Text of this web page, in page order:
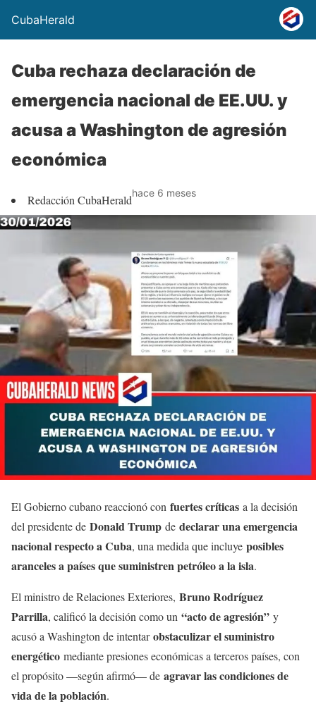
CubaHerald
Cuba rechaza declaración de
emergencia nacional de EE.UU. y
acusa a Washington de agresión
económica
Redacción CubaHeraldhace 6 meses
El Gobierno cubano reaccionó con fuertes críticas a la decisión
del presidente de Donald Trump de declarar una emergencia
nacional respecto a Cuba, una medida que incluye posibles
aranceles a países que suministren petróleo a la isla.
El ministro de Relaciones Exteriores, Bruno Rodríguez
Parrilla, calificó la decisión como un “acto de agresión” y
acusó a Washington de intentarobstaculizar el suministro
energético mediante presiones económicas a terceros países, con
el propósito —según afirmó— de agravar las condiciones de
vida de la población.